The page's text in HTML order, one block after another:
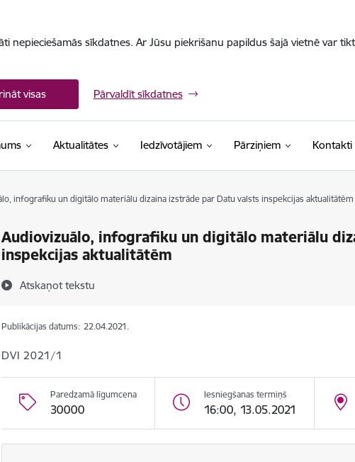
nepieciešamās sīkdatnes. Ar Jūsu piekrišanu papildus šajā vietnē var
visas Pārvaldīt sīkdatnes
Aktualitātes Iedzīvotājiem Pārziņiem Kontakti
infografiku un digitālo materiālu dizaina izstrāde par Datu valsts inspekcijas aktualitātēm
Audiovizuālo, infografiku un digitālo materiālu
inspekcijas aktualitātēm
Atskaņot tekstu
Publikācijas datums: 22.04.2021.
DVI 2021/1
Paredzamā līgumcena
30000
Iesniegšanas termiņš
16:00, 13.05.2021